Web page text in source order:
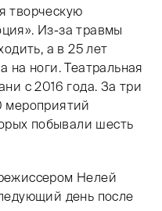
творческую
Из-за травмы
а в 25 лет
на ноги. Театральная
с 2016 года. За три
мероприятий
побывали шесть
Нелей
день после